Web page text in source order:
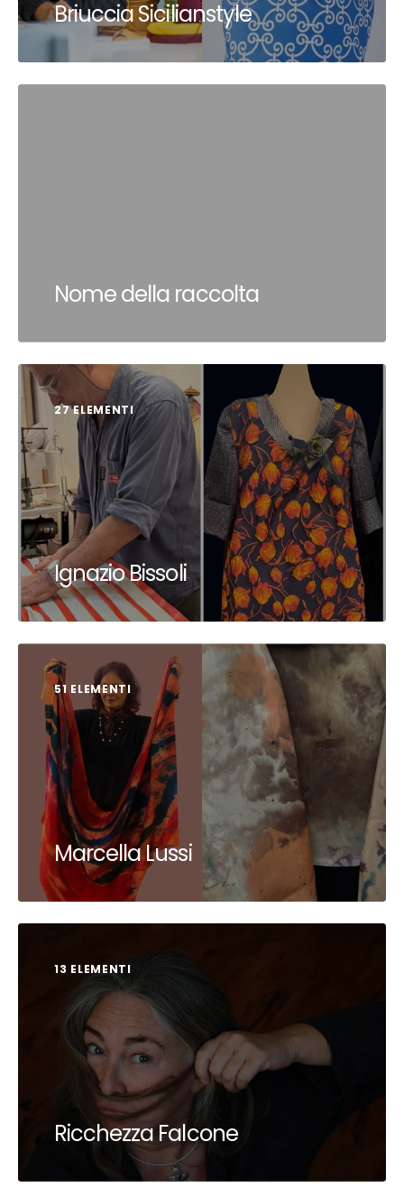
Briuccia Sicilianstyle
Nome della raccolta
27 ELEMENTI
Ignazio Bissoli
51 ELEMENTI
Marcella Lussi
13 ELEMENTI
Ricchezza Falcone